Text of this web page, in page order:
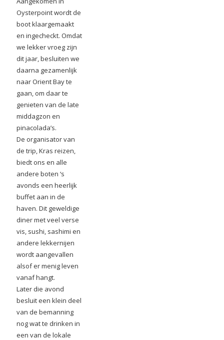
Oysterpoint wordt de
boot klaargemaakt
en ingecheckt. Omdat
we lekker vroeg zijn
dit jaar, besluiten we
daarna gezamenlijk
naar Orient Bay te
gaan, om daar te
genieten van de late
middagzon en
pinacolada’s.
De organisator van
de trip, Kras reizen,
biedt ons en alle
andere boten ‘s
avonds een heerlijk
buffet aan in de
haven. Dit geweldige
diner met veel verse
vis, sushi, sashimi en
andere lekkernijen
wordt aangevallen
alsof er menig leven
vanaf hangt.
Later die avond
besluit een klein deel
van de bemanning
nog wat te drinken in
een van de lokale